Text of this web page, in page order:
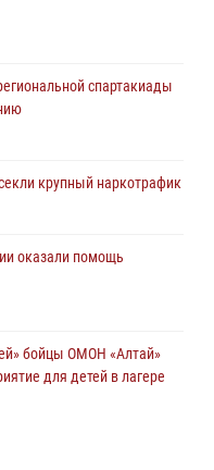
спартакиады
крупный наркотрафик
оказали помощь
бойцы ОМОН «Алтай»
для детей в лагере